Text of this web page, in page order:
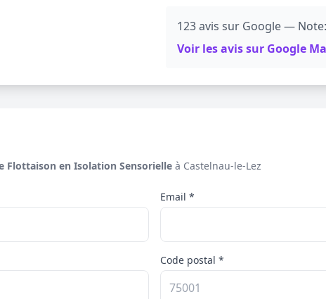
123 avis sur Google —
Voir les avis sur Google
Flottaison en Isolation Sensorielle à Castelnau-le-Lez
Email *
Code postal *